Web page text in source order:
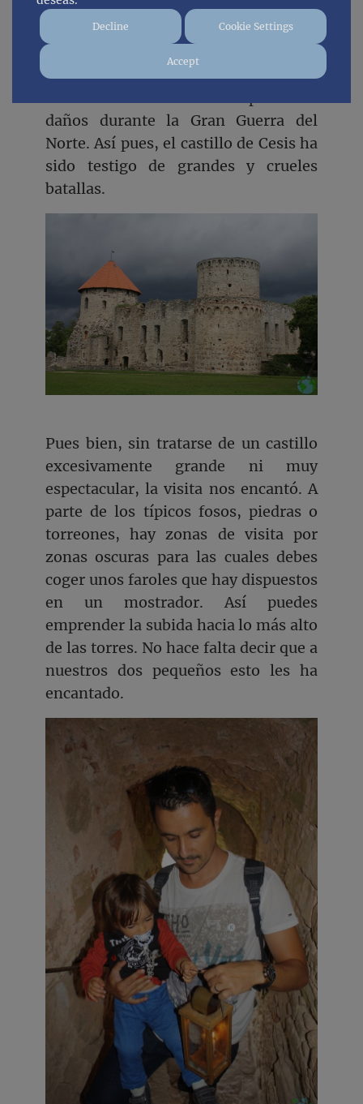
Ya en 1577Iván el Terribletomó la
daños durante la Gran Guerra del
Norte. Así pues, el castillo de Cesis ha
sido testigo de grandes y crueles
batallas.
Pues bien, sin tratarse de un castillo
excesivamente grande ni muy
espectacular, la visita nos encantó. A
parte de los típicos fosos, piedras o
torreones, hay zonas de visita por
zonas oscuras para las cuales debes
coger unos faroles que hay dispuestos
en un mostrador. Así puedes
emprender la subida hacia lo más alto
de las torres. No hace falta decir que a
nuestros dos pequeños esto les ha
encantado.
Decline Cookie Settings
Accept